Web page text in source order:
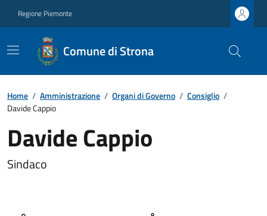
Regione Piemonte
Comune di Strona
Home / Amministrazione / Organi di Governo / Consiglio /
Davide Cappio
Davide Cappio
Sindaco